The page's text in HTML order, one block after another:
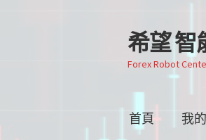
跳
至
導
覽
跳
至
主
要
容
希望 智
Forex Robot
首頁 我